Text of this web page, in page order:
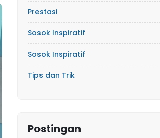
Prestasi
Sosok Inspiratif
Sosok Inspiratif
Tips dan Trik
Postingan